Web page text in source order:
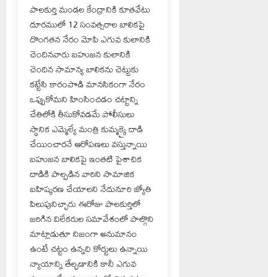
పాలకుర్తి మండల కేంద్రానికి కూతవేటు
దూరములో 12 సంవత్సరాల బాలికపై
దొంగతన నేరం మోపి ఎగువ కులానికి
చెందినవారు బహుజన కులానికి
చెందిన సామాన్య బాలికను చెట్టుకు
కట్టేసి కారంపొడి మానసికంగా నేరం
ఒప్పుకోమని హింసించడం చట్టాన్ని
చేతిలోకి తీసుకోవడమే పోలీసులు
స్థానిక ఎమ్మెల్యే మంత్రి కుమ్మక్కై దాడి
చేయించారనే ఆరోపణలు వస్తున్నాయి
బహుజన బాలికపై ఇంతటి పైశాచిక
దాడికి పాల్పడిన వారిని సామాజిక
బహిష్కరణ చేయాలని నేదునూరి జ్యోతి
పిలుపునిచ్చారు ఈరోజు పాలకుర్తిలో
జరిగిన విలేకరుల సమావేశంలో పాల్గొని
మాట్లాడుతూ నిజంగా అనుమానం
ఉంటే చట్టం ఉన్నది కోర్టులు ఉన్నాయి
న్యాయాన్ని తేల్చడానికి కానీ ఎగువ